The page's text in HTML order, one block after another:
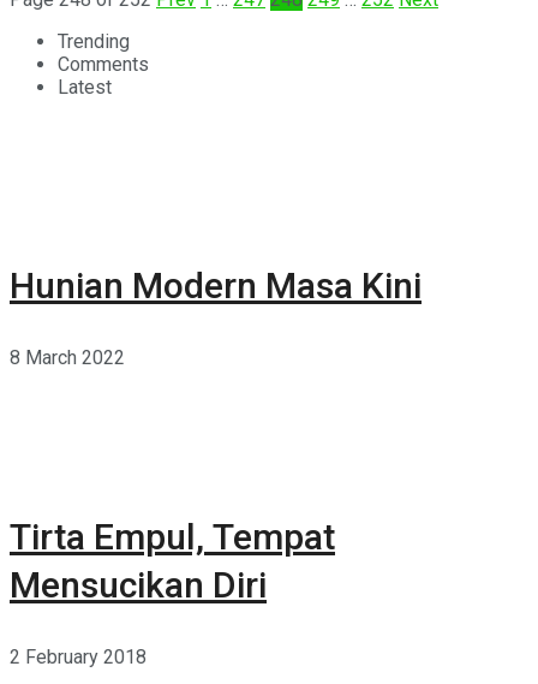
Trending
Comments
Latest
Hunian Modern Masa Kini
8 March 2022
Tirta Empul, Tempat
Mensucikan Diri
2 February 2018